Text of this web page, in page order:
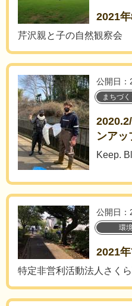
2021
芹沢親と子の自然観察会
公開日：
まちづ
ンアッ
Keep.
公開日：
環
2021
特定非営利活動法人さく